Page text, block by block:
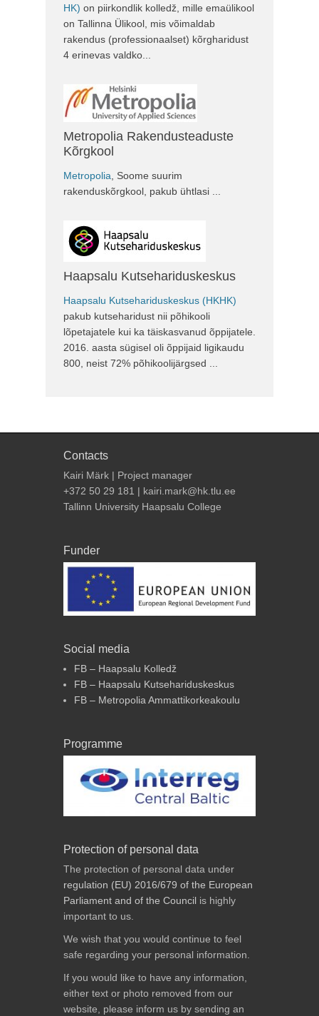
HK) on piirkondlik kolledž, mille emaülikool
on Tallinna Ülikool, mis võimaldab
rakendus (professionaalset) kõrgharidust
4 erinevas valdko...
Metropolia Rakendusteaduste
Kõrgkool
Metropolia , Soome suurim
rakenduskõrgkool, pakub ühtlasi ...
Haapsalu Kutsehariduskeskus
Haapsalu Kutsehariduskeskus (HKHK)
pakub kutseharidust nii põhikooli
lõpetajatele kui ka täiskasvanud õppijatele.
2016. aasta sügisel oli õppijaid ligikaudu
800, neist 72% põhikoolijärgsed ...
Contacts
Kairi Märk | Project manager
+372 50 29 181 | kairi.mark@hk.tlu.ee
Tallinn University Haapsalu College
Funder
Social media
FB – Haapsalu Kolledž
FB – Haapsalu Kutsehariduskeskus
FB – Metropolia Ammattikorkeakoulu
Programme
Protection of personal data
The protection of personal data under
regulation (EU) 2016/679 of the European
Parliament and of the Council is highly
important to us.
We wish that you would continue to feel
safe regarding your personal information.
If you would like to have any information,
either text or photo removed from our
website, please inform us by sending an